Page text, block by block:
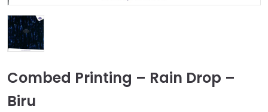
Combed Printing – Rain Drop –
Biru